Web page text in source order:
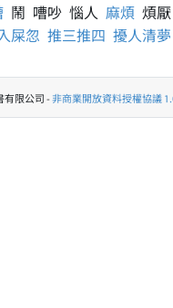
鬧 嘈吵 惱人 麻煩 煩
屎忽 推三推四 擾人清夢
有限公司 -非商業開放資料授權協議